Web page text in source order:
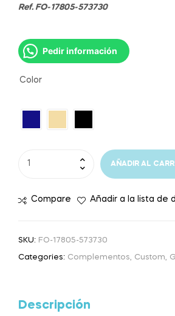
Ref. FO-17805-573730
Pedir información
Color
AÑADIR AL
Compare Añadir a la lista de
SKU: FO-17805-573730
Categories: Complementos Custom
Descripción